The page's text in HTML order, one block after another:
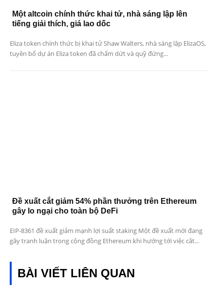
Một altcoin chính thức khai tử, nhà sáng lập lên
tiếng giải thích, giá lao dốc
Eliza token chính thức bị khai tử Shaw Walters, nhà sáng lập ElizaOS,
tuyên bố dự án Eliza token đã chấm dứt và quỹ đứng...
Đề xuất cắt giảm 54% phần thưởng trên Ethereum
gây lo ngại cho toàn bộ DeFi
EIP-8361 đề xuất giảm mạnh lợi suất staking Một đề xuất mới đang
gây tranh luận trong cộng đồng Ethereum khi hướng tới việc cắt...
BÀI VIẾT LIÊN QUAN